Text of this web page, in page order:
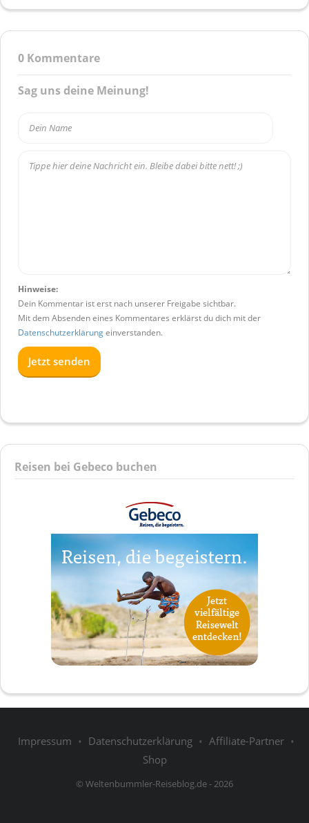
0 Kommentare
Sag uns deine Meinung!
Hinweise:
Dein Kommentar ist erst nach unserer Freigabe sichtbar.
Mit dem Absenden eines Kommentares erklärst du dich mit der
Datenschutzerklärungeinverstanden.
Reisen bei Gebeco buchen
Impressum • Datenschutzerklärung • Affiliate-Partner •
Shop
© Weltenbummler-Reiseblog.de - 2026